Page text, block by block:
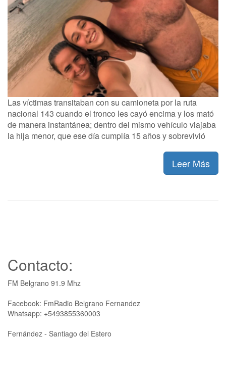
Las víctimas transitaban con su camioneta por la ruta
nacional 143 cuando el tronco les cayó encima y los mató
de manera instantánea; dentro del mismo vehículo viajaba
la hija menor, que ese día cumplía 15 años y sobrevivió
Leer Más
Contacto:
FM Belgrano 91.9 Mhz
Facebook: FmRadio Belgrano Fernandez
Whatsapp: +5493855360003
Fernández - Santiago del Estero